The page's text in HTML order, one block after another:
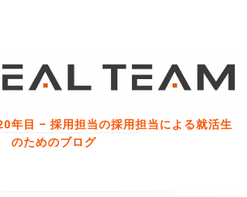
年目 – 採用担当の採用担当による就活生
のためのブログ